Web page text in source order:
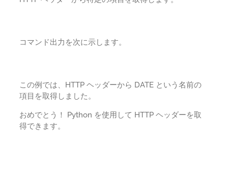
コマンド出力を次に示します。
この例では、HTTP ヘッダーから DATE という名前の
項目を取得しました。
おめでとう！ Python を使用して HTTP ヘッダーを取
得できます。